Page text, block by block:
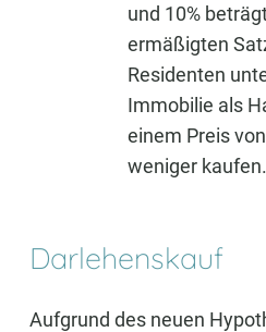
und 10%
ermäßigten
Residenten
Immobilie als
einem Preis
weniger kaufen.
Darlehenskauf
Aufgrund des neuen